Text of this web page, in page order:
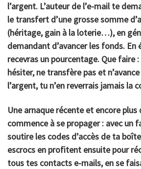
l’argent. L’auteur de l’e-mail te
le transfert d’une grosse somme
(héritage, gain à la loterie…), en
demandant d’avancer les fonds. En
recevras un pourcentage. Que faire
hésiter, ne transfère pas et
l’argent, tu n’en reverrais jamais la
Une arnaque récente et encore plus
commence à se propager : avec un
soutire les codes d’accès de ta
escrocs en profitent ensuite pour
tous tes contacts e-mails, en se